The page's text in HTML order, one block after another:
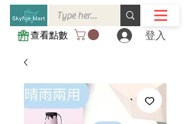
查看點數 登入